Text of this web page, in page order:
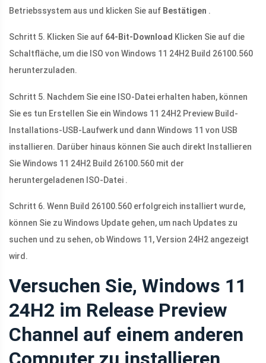
Betriebssystem aus und klicken Sie auf Bestätigen .
Schritt 5. Klicken Sie auf 64-Bit-Download Klicken Sie auf die
Schaltfläche, um die ISO von Windows 11 24H2 Build 26100.560
herunterzuladen.
Schritt 5. Nachdem Sie eine ISO-Datei erhalten haben, können
Sie es tun Erstellen Sie ein Windows 11 24H2 Preview Build-
Installations-USB-Laufwerk und dann Windows 11 von USB
installieren. Darüber hinaus können Sie auch direkt Installieren
Sie Windows 11 24H2 Build 26100.560 mit der
heruntergeladenen ISO-Datei .
Schritt 6. Wenn Build 26100.560 erfolgreich installiert wurde,
können Sie zu Windows Update gehen, um nach Updates zu
suchen und zu sehen, ob Windows 11, Version 24H2 angezeigt
wird.
Versuchen Sie, Windows 11
24H2 im Release Preview
Channel auf einem anderen